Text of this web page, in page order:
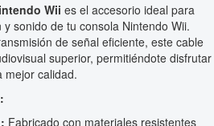
Wii es el accesorio ideal para
sonido de tu consola Nintendo Wii.
de señal eficiente, este cable
superior, permitiéndote disfrutar
mejor calidad.
Fabricado con materiales resistentes